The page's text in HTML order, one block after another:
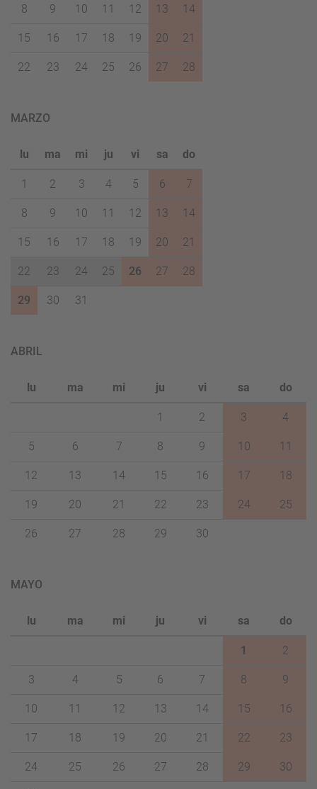
8 9 10 11 12 13 14
15 16 17 18 19 20 21
22 23 24 25 26 27 28
MARZO
lu ma mi ju vi sa do
1 2 3 4 5 6 7
8 9 10 11 12 13 14
15 16 17 18 19 20 21
22 23 24 25 26 27 28
29 30 31
ABRIL
lu ma mi ju vi sa do
1 2 3 4
5 6 7 8 9 10 11
12 13 14 15 16 17 18
19 20 21 22 23 24 25
26 27 28 29 30
MAYO
lu ma mi ju vi sa do
1 2
3 4 5 6 7 8 9
10 11 12 13 14 15 16
17 18 19 20 21 22 23
24 25 26 27 28 29 30